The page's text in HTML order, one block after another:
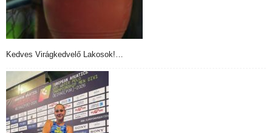
Kedves Virágkedvelő Lakosok!…